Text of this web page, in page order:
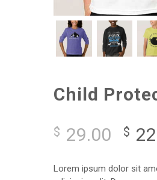
Child
$ 29.00 $
Lorem ipsum dolor sit